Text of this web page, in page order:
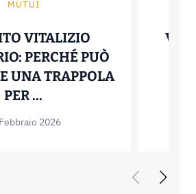
MUTUI
VITALIZIO
PERCHÉ PUÒ
UNA TRAPPOLA
PER ...
2026